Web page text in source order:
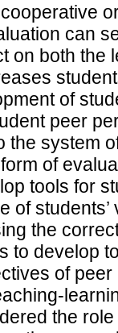
can
on both the
of
peer
the system
of
tools for
of
the
to develop
of
the